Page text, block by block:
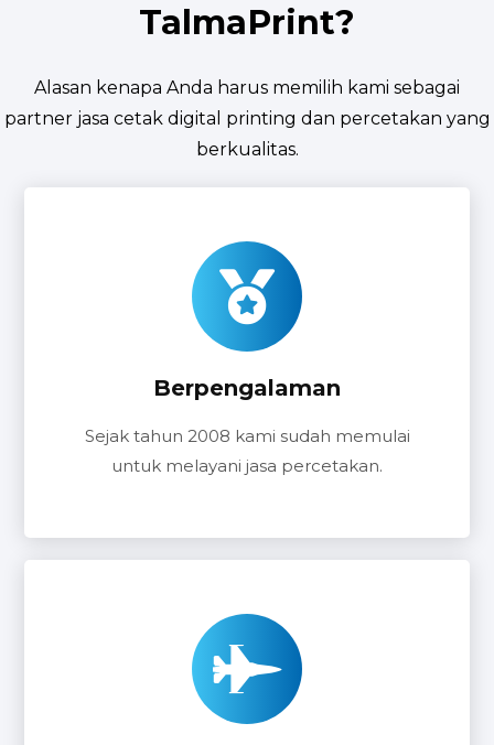
TalmaPrint?
Alasan kenapa Anda harus memilih kami sebagai
partner jasa cetak digital printing dan percetakan yang
berkualitas.
Berpengalaman
Sejak tahun 2008 kami sudah memulai
untuk melayani jasa percetakan.